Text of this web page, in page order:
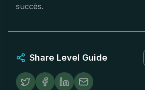
succès.
Share Level Guide